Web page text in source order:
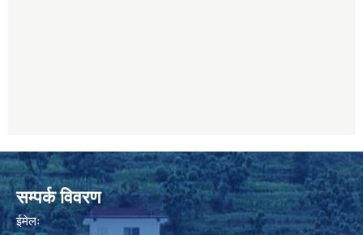
सम्पर्क विवरण
ईमेलः